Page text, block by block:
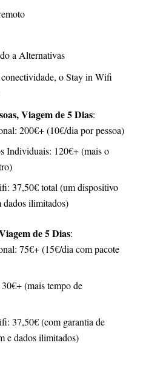
a Alternativas
o Stay in Wifi
Viagem de 5 Dias:
200€+ (10€/dia por pessoa)
Individuais: 120€+ (mais o
37,50€ total (um dispositivo
ilimitados)
de 5 Dias:
75€+ (15€/dia com pacote
(mais tempo de
37,50€ (com garantia de
e dados ilimitados)